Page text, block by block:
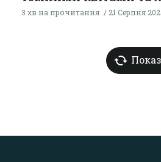
3 хв на прочитання 21 Серпня